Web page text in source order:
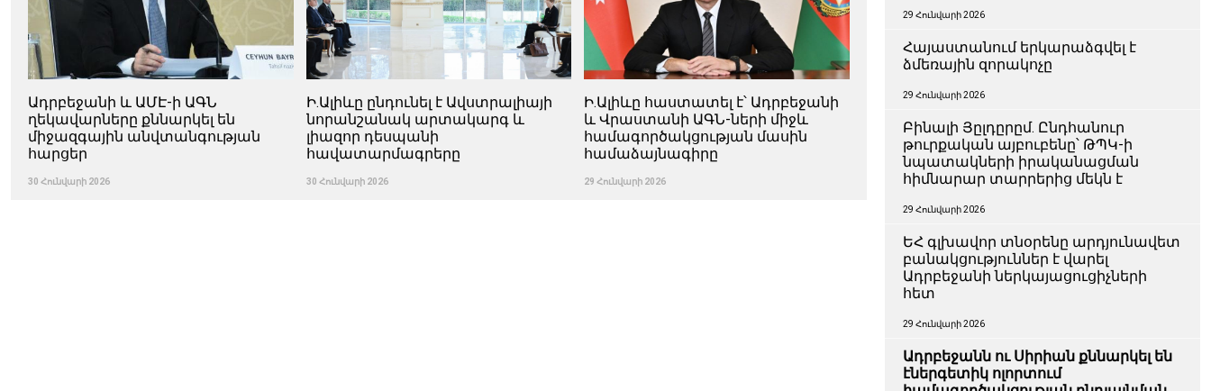
Ադրբեջանի և ԱՄԷ-ի ԱԳՆ
ղեկավարները քննարկել են
միջազգային անվտանգության
հարցեր
30 Հունվարի 2026
Ի.Ալիևը ընդունել է Ավստրալիայի
նորանշանակ արտակարգ և
լիազոր դեսպանի
հավատարմագրերը
30 Հունվարի 2026
Ի.Ալիևը հաստատել է՝ Ադրբեջանի
և Վրաստանի ԱԳՆ-ների միջև
համագործակցության մասին
համաձայնագիրը
29 Հունվարի 2026
29 Հունվարի 2026
Հայաստանում երկարաձգվել է
ձմեռային զորակոչը
29 Հունվարի 2026
Բինալի Յըլդըրըմ. Ընդհանուր
թուրքական այբուբենը՝ ԹՊԿ-ի
նպատակների իրականացման
հիմնարար տարրերից մեկն է
29 Հունվարի 2026
ԵՀ գլխավոր տնօրենը արդյունավետ
բանակցություններ է վարել
Ադրբեջանի ներկայացուցիչների
հետ
29 Հունվարի 2026
Ադրբեջանն ու Սիրիան քննարկել են
էներգետիկ ոլորտում